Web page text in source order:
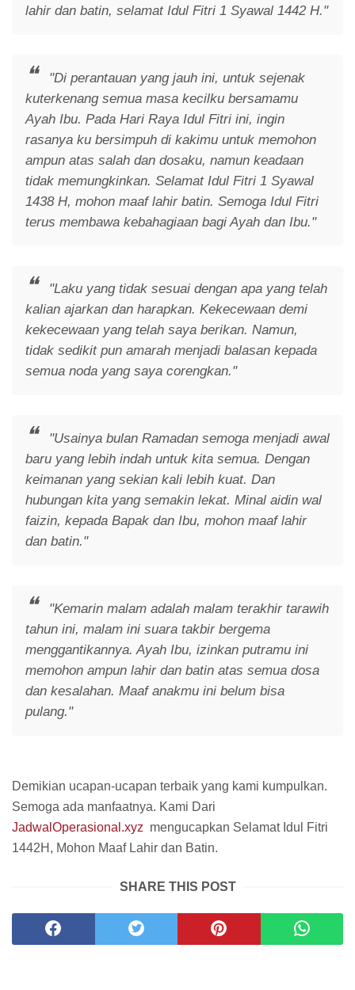
lahir dan batin, selamat Idul Fitri 1 Syawal 1442 H."
"Di perantauan yang jauh ini, untuk sejenak
kuterkenang semua masa kecilku bersamamu
Ayah Ibu. Pada Hari Raya Idul Fitri ini, ingin
rasanya ku bersimpuh di kakimu untuk memohon
ampun atas salah dan dosaku, namun keadaan
tidak memungkinkan. Selamat Idul Fitri 1 Syawal
1438 H, mohon maaf lahir batin. Semoga Idul Fitri
terus membawa kebahagiaan bagi Ayah dan Ibu."
"Laku yang tidak sesuai dengan apa yang telah
kalian ajarkan dan harapkan. Kekecewaan demi
kekecewaan yang telah saya berikan. Namun,
tidak sedikit pun amarah menjadi balasan kepada
semua noda yang saya corengkan."
"Usainya bulan Ramadan semoga menjadi awal
baru yang lebih indah untuk kita semua. Dengan
keimanan yang sekian kali lebih kuat. Dan
hubungan kita yang semakin lekat. Minal aidin wal
faizin, kepada Bapak dan Ibu, mohon maaf lahir
dan batin."
"Kemarin malam adalah malam terakhir tarawih
tahun ini, malam ini suara takbir bergema
menggantikannya. Ayah Ibu, izinkan putramu ini
memohon ampun lahir dan batin atas semua dosa
dan kesalahan. Maaf anakmu ini belum bisa
pulang."
Demikian ucapan-ucapan terbaik yang kami kumpulkan.
Semoga ada manfaatnya. Kami Dari
JadwalOperasional.xyz mengucapkan Selamat Idul Fitri
1442H, Mohon Maaf Lahir dan Batin.
SHARE THIS POST